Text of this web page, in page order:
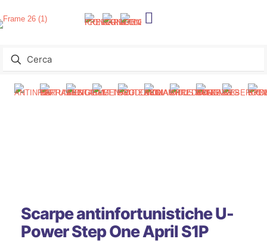
Scarpe antinfortunistiche U-
Power Step One April S1P